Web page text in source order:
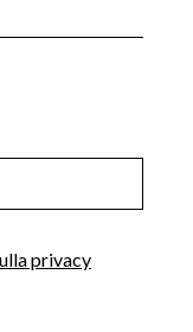
privacy